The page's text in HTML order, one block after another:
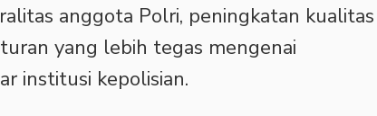
anggota Polri, peningkatan kualitas
yang lebih tegas mengenai
institusi kepolisian.